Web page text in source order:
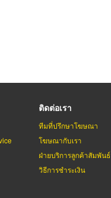
ติดต่อเรา
ทีมที่ปรึกษาโฆษณา
โฆษณากับเรา
ฝ่ายบริการลูกค้าสัมพันธ์
วิธีการชำระเงิน